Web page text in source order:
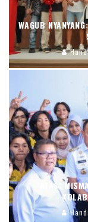
WAGUB
ATASI
Handi